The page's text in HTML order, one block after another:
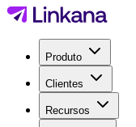
Produto
Clientes
Recursos